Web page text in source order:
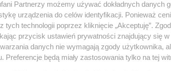
jest koncepcja funkcjonalna
Partnerzy możemy używać dokładnych danych
urządzenia do celów identyfikacji. Ponieważ
tych technologii poprzez kliknięcie „Akceptuję”.
przycisk ustawień prywatności znajdujący się
danych nie wymagają zgody użytkownika,
Preferencje będą miały zastosowania tylko na tej